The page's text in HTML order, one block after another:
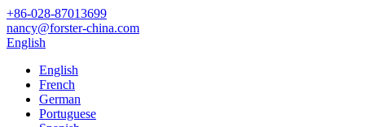
+86-028-87013699
nancy@forster-china.com
English
English
French
German
Portuguese